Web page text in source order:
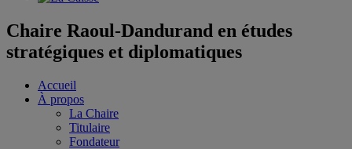
Chaire Raoul-Dandurand en études
stratégiques et diplomatiques
Accueil
À propos
La Chaire
Titulaire
Fondateur